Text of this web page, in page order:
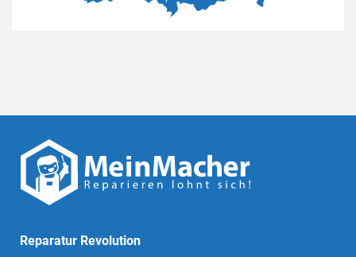
Reparatur Revolution